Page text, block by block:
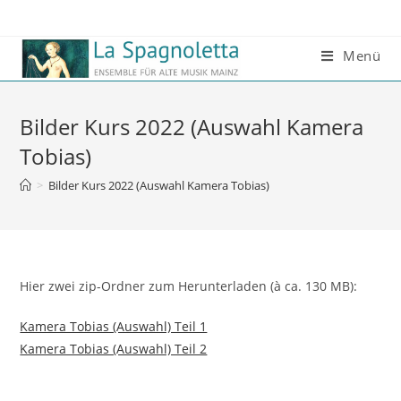
Menü
Bilder Kurs 2022 (Auswahl Kamera
Tobias)
> Bilder Kurs 2022 (Auswahl Kamera Tobias)
Hier zwei zip-Ordner zum Herunterladen (à ca. 130 MB):
Kamera Tobias (Auswahl) Teil 1
Kamera Tobias (Auswahl) Teil 2